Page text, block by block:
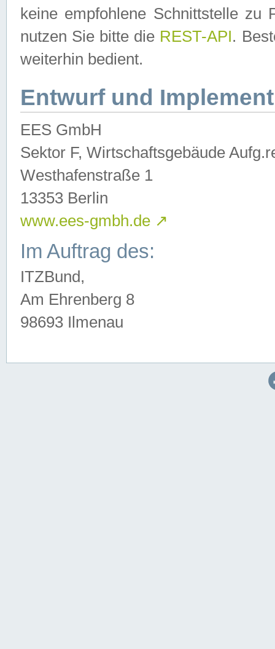
keine empfohlene Schnittstelle zu
nutzen Sie bitte die REST-API.
weiterhin bedient.
Entwurf und
EES GmbH
Sektor F, Wirtschaftsgebäude
Westhafenstraße 1
13353 Berlin
www.ees-gmbh.de ↗
Im Auftrag des:
ITZBund,
Am Ehrenberg 8
98693 Ilmenau